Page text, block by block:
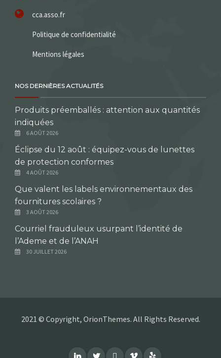
cca.asso.fr
Politique de confidentialité
Mentions légales
NOS DERNIÈRES ACTUALITÉS
Produits préemballés : attention aux quantités
indiquées
6 AOÛT 2026
Éclipse du 12 août : équipez-vous de lunettes
de protection conformes
4 AOÛT 2026
Que valent les labels environnementaux des
fournitures scolaires ?
3 AOÛT 2026
Courriel frauduleux usurpant l’identité de
l’Ademe et de l’ANAH
30 JUILLET 2026
2021 © Copyright, OrionThemes. All Rights Reserved.